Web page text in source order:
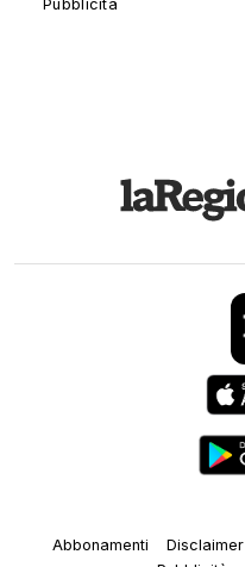
Abbonamenti Disclaimer